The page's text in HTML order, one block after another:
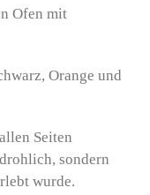
Ofen mit
Orange und
Seiten
sondern
wurde.